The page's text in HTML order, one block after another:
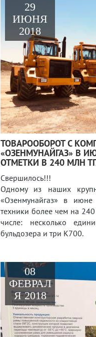
29
ИЮНЯ
2018
ТОВАРООБОРОТ С
«ОЗЕНМУНАЙГАЗ» В
ОТМЕТКИ В 240 МЛН
Свершилось!!!
Одному из наших
«Озенмунайгаз» в
техники более чем на
числе: несколько
бульдозера и три К700.
08
ФЕВРАЛ
Я 2018